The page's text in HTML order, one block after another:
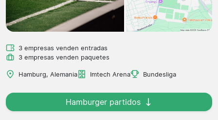
3 empresas venden entradas
3 empresas venden paquetes
Hamburg, Alemania Imtech Arena Bundesliga
Hamburger partidos